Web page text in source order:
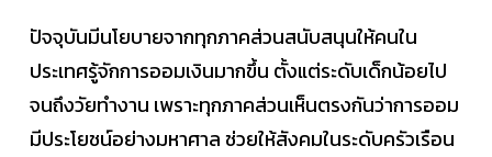
ปัจจุบันมีนโยบายจากทุกภาคส่วนสนับสนุนให้คนใน
ประเทศรู้จักการออมเงินมากขึ้น ตั้งแต่ระดับเด็กน้อยไป
จนถึงวัยทำงาน เพราะทุกภาคส่วนเห็นตรงกันว่าการออม
มีประโยชน์อย่างมหาศาล ช่วยให้สังคมในระดับครัวเรือน